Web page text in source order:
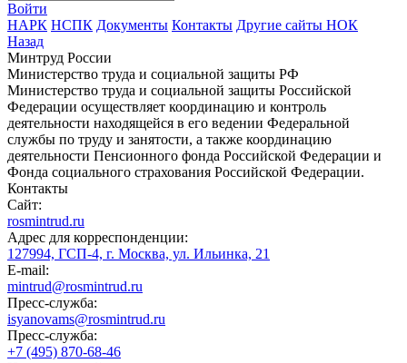
Войти
НАРК НСПК Документы Контакты Другие сайты НОК
Назад
Минтруд России
Министерство труда и социальной защиты РФ
Министерство труда и социальной защиты Российской
Федерации осуществляет координацию и контроль
деятельности находящейся в его ведении Федеральной
службы по труду и занятости, а также координацию
деятельности Пенсионного фонда Российской Федерации и
Фонда социального страхования Российской Федерации.
Контакты
Сайт:
rosmintrud.ru
Адрес для корреспонденции:
127994, ГСП-4, г. Москва, ул. Ильинка, 21
E-mail:
mintrud@rosmintrud.ru
Пресс-служба:
isyanovams@rosmintrud.ru
Пресс-служба:
+7 (495) 870-68-46